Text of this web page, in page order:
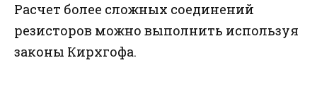
Расчет более сложных соединений
резисторов можно выполнить используя
законы Кирхгофа.